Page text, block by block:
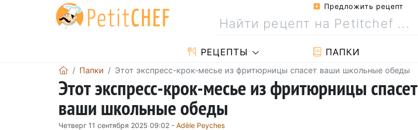
Предложить рецепт
PЕЦЕПТЫ ПАПКИ
Папки Этот экспресс-крок-месье из фритюрницы спасет ваши школьные обеды
Этот экспресс-крок-месье из фритюрницы спасет
ваши школьные обеды
Четверг 11 сентября 2025 09:02 - Adèle Peyches